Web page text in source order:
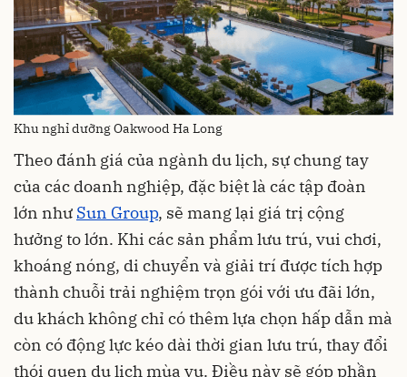
Khu nghỉ dưỡng Oakwood Ha Long
Theo đánh giá của ngành du lịch, sự chung tay
của các doanh nghiệp, đặc biệt là các tập đoàn
lớn như Sun Group, sẽ mang lại giá trị cộng
hưởng to lớn. Khi các sản phẩm lưu trú, vui chơi,
khoáng nóng, di chuyển và giải trí được tích hợp
thành chuỗi trải nghiệm trọn gói với ưu đãi lớn,
du khách không chỉ có thêm lựa chọn hấp dẫn mà
còn có động lực kéo dài thời gian lưu trú, thay đổi
thói quen du lịch mùa vụ. Điều này sẽ góp phần